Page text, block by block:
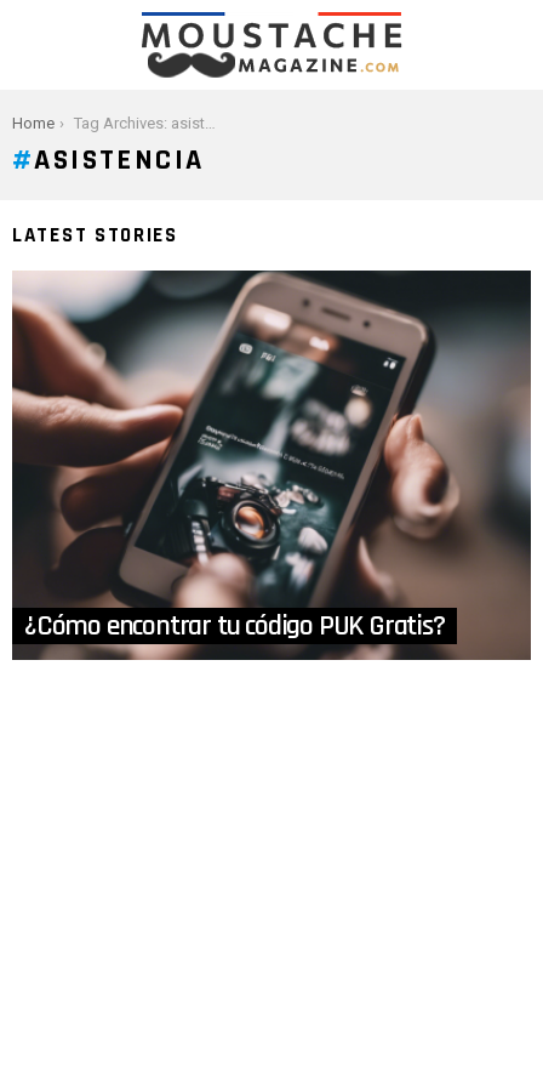
You are here:
Home Tag Archives: asistencia
ASISTENCIA
LATEST STORIES
¿Cómo encontrar tu código PUK Gratis?